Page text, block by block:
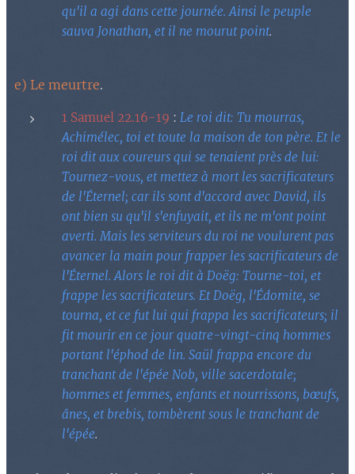
qu'il a agi dans cette journée. Ainsi le peuple
sauva Jonathan, et il ne mourut point.
e) Le meurtre.
1 Samuel 22.16-19 : Le roi dit: Tu mourras,
Achimélec, toi et toute la maison de ton père. Et le
roi dit aux coureurs qui se tenaient près de lui:
Tournez-vous, et mettez à mort les sacrificateurs
de l'Éternel; car ils sont d'accord avec David, ils
ont bien su qu'il s'enfuyait, et ils ne m'ont point
averti. Mais les serviteurs du roi ne voulurent pas
avancer la main pour frapper les sacrificateurs de
l'Éternel. Alors le roi dit à Doëg: Tourne-toi, et
frappe les sacrificateurs. Et Doëg, l'Édomite, se
tourna, et ce fut lui qui frappa les sacrificateurs; il
fit mourir en ce jour quatre-vingt-cinq hommes
portant l'éphod de lin. Saül frappa encore du
tranchant de l'épée Nob, ville sacerdotale;
hommes et femmes, enfants et nourrissons, bœufs,
ânes, et brebis, tombèrent sous le tranchant de
l'épée.